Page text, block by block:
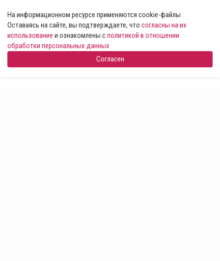
На информационном ресурсе применяются cookie-файлы .
Оставаясь на сайте, вы подтверждаете, что согласны на их
использование и ознакомлены сполитикой в отношении
обработки персональных данных
Согласен